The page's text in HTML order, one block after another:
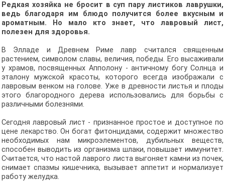
Редкая хозяйка не бросит в суп пару листиков лаврушки,
ведь благодаря им блюдо получится более вкусным и
ароматным. Но мало кто знает, что лавровый лист,
полезен для здоровья.
В Элладе и Древнем Риме лавр считался священным
растением, символом славы, величия, победы. Его высаживали
у храмов, посвященных Апполону - античному богу Солнца и
эталону мужской красоты, которого всегда изображали с
лавровым венком на голове. Уже в древности листья и плоды
этого благородного дерева использовались для борьбы с
различными болезнями.
Сегодня лавровый лист - признанное простое и доступное по
цене лекарство. Он богат фитонцидами, содержит множество
необходимых нам микроэлементов, дубильных веществ,
способен выводить из организма шлаки, повышает иммунитет.
Считается, что настой лаврого листа выгоняет камни из почек,
снимает спазмы кишечника, вызывает аппетит и нормализует
работу желудка.